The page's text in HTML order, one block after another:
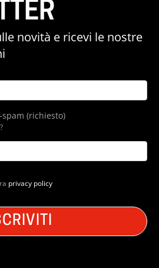
novità e ricevi le nostre
(richiesto)
privacy policy